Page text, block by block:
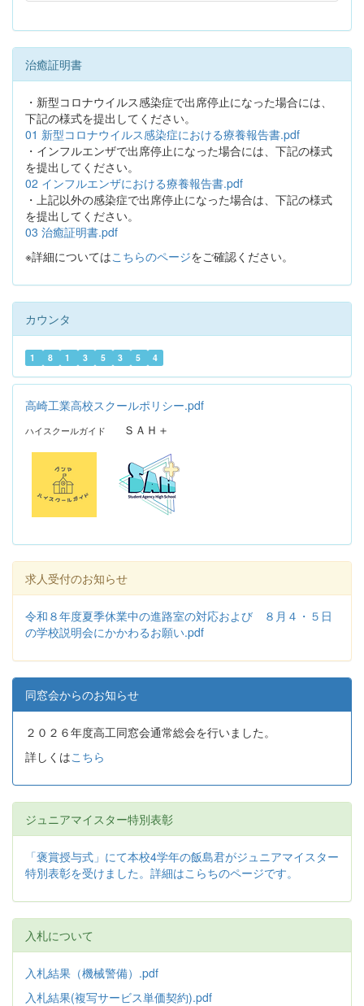
治癒証明書
・新型コロナウイルス感染症で出席停止になった場合には、
下記の様式を提出してください。
01 新型コロナウイルス感染症における療養報告書.pdf
・インフルエンザで出席停止になった場合には、下記の様式
を提出してください。
02 インフルエンザにおける療養報告書.pdf
・上記以外の感染症で出席停止になった場合は、下記の様式
を提出してください。
03 治癒証明書.pdf
※詳細についてはこちらのページをご確認ください。
カウンタ
1 8 1 3 5 3 5 4
高崎工業高校スクールポリシー.pdf
ハイスクールガイド ＳＡＨ＋
求人受付のお知らせ
令和８年度夏季休業中の進路室の対応および ８月４・５日
の学校説明会にかかわるお願い.pdf
同窓会からのお知らせ
２０２６年度高工同窓会通常総会を行いました。
詳しくはこちら
ジュニアマイスター特別表彰
「褒賞授与式」にて本校4学年の飯島君がジュニアマイスター
特別表彰を受けました。詳細はこらちのページです。
入札について
入札結果（機械警備）.pdf
入札結果(複写サービス単価契約).pdf